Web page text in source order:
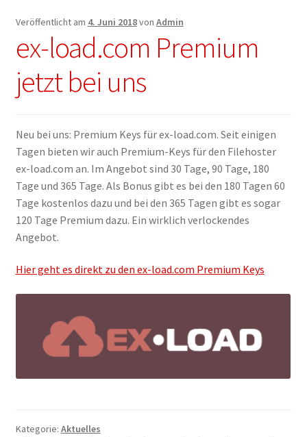
Ex-Load
File.al
FAQ – Häufige Fragen
Impressum
Kontakt
Versandinfos
Widerrufsbelehrung
Zahlungsarten
Veröffentlicht am 4. Juni 2018von Admin
ex-load.com Premium
jetzt bei uns
Neu bei uns: Premium Keys für ex-load.com. Seit einigen
Tagen bieten wir auch Premium-Keys für den Filehoster
ex-load.com an. Im Angebot sind 30 Tage, 90 Tage, 180
Tage und 365 Tage. Als Bonus gibt es bei den 180 Tagen 60
Tage kostenlos dazu und bei den 365 Tagen gibt es sogar
120 Tage Premium dazu. Ein wirklich verlockendes
Angebot.
Hier geht es direkt zu den ex-load.com Premium Keys
Kategorie: Aktuelles